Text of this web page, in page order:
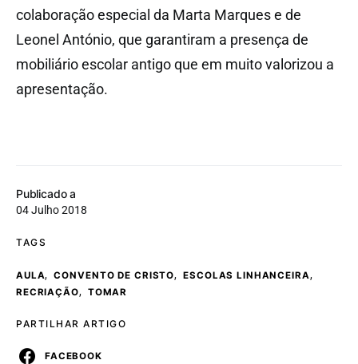
Publicado a
04 Julho 2018
TAGS
AULA, CONVENTO DE CRISTO, ESCOLAS LINHANCEIRA,
RECRIAÇÃO, TOMAR
PARTILHAR ARTIGO
FACEBOOK
colaboração especial da Marta Marques e de
Leonel António, que garantiram a presença de
mobiliário escolar antigo que em muito valorizou a
apresentação.